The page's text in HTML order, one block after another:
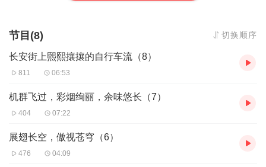
长安街上，人民军队精神抖擞，这支袋穿草鞋，拿梭鑼走上征途的
队伍，现在已经拥有
界一流军队。此时 此刻，4名上将，2
15000
名 官兵列队完毕．等待接受统帅的检阅．接受祖国和人民 的
节目(8) 切换顺序
长安街上熙熙攘攘的自行车流（8）
811 06:53
机群飞过，彩烟绚丽，余味悠长（7）
404 07:22
展翅长空，傲视苍穹（6）
476 04:09